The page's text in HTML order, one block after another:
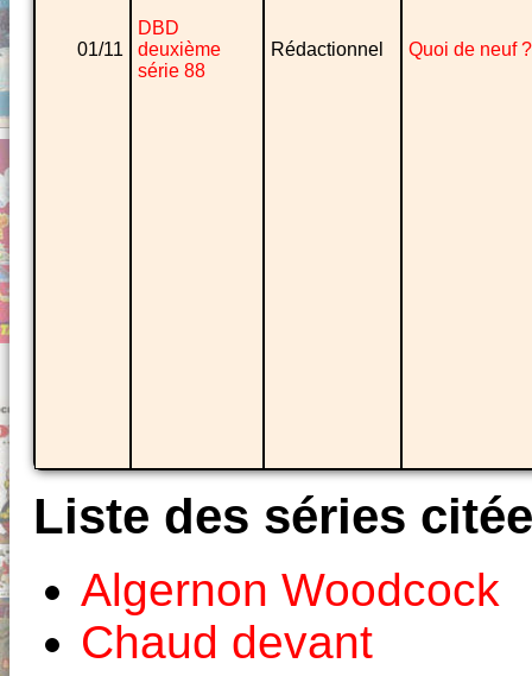
01/11
DBD
deuxième
série 88
Rédactionnel Quoi de neuf ?
Liste des séries
Algernon Woodcock
Chaud devant